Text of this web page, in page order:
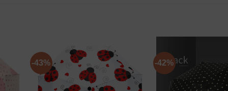
-43% -42%